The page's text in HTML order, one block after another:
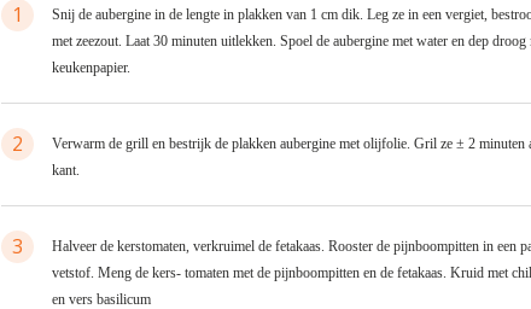
1
Snij de aubergine in de lengte in plakken van 1 cm dik. Leg ze in een vergiet,
met zeezout. Laat 30 minuten uitlekken. Spoel de aubergine met water en dep droog
keukenpapier.
2
Verwarm de grill en bestrijk de plakken aubergine met olijfolie. Gril ze ± 2 minuten
kant.
3
Halveer de kerstomaten, verkruimel de fetakaas. Rooster de pijnboompitten in een
vetstof. Meng de kers- tomaten met de pijnboompitten en de fetakaas. Kruid met
en vers basilicum